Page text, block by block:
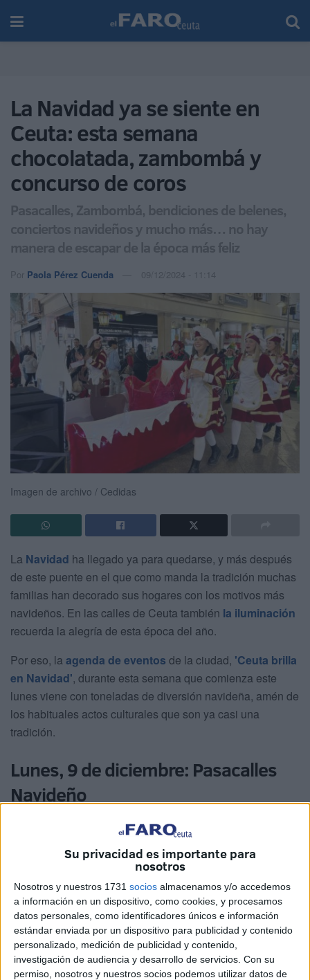
Su privacidad es importante para
nosotros
Nosotros y nuestros 1731 socios almacenamos y/o accedemos
a información en un dispositivo, como cookies, y procesamos
datos personales, como identificadores únicos e información
estándar enviada por un dispositivo para publicidad y contenido
personalizado, medición de publicidad y contenido,
investigación de audiencia y desarrollo de servicios. Con su
permiso, nosotros y nuestros socios podemos utilizar datos de
La Navidad ya se siente en
Ceuta: esta semana
chocolatada, zambombá y
concurso de coros
Pasacalles, Zambombá, bendiciones de belenes,
conciertos navideños y mucho más… no hay
manera de escapar de la época más feliz
Por Paola Pérez Cuenda 09/12/2024 - 11:14
Imagen de archivo / Cedidas
La Navidad ha llegado ya para quedarse, y más después
de este puente en el que como manda la tradición muchas
familias han decorado sus hogares con los motivos más
navideños. En las calles de Ceuta también la iluminación
recuerda la alegría de esta época del año.
Por eso, la agenda de eventos de la ciudad, 'Ceuta brilla
en Navidad', durante esta semana que comienza este
lunes viene con toneladas de diversión navideña, amén de
los habituales actos culturales que son ya casi una
tradición.
Lunes, 9 de diciembre: Pasacalles
Navideño